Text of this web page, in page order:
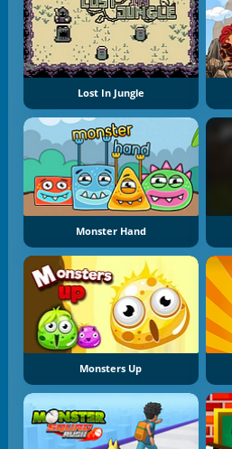
Lost In Jungle
Monster Hand
Monsters Up